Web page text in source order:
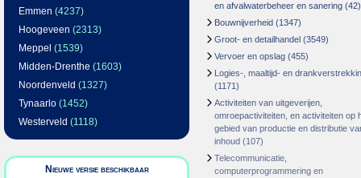
Emmen (4237)
Hoogeveen (2313)
Meppel (1539)
Midden-Drenthe (1603)
Noordenveld (1327)
Tynaarlo (1452)
Westerveld (1118)
Nieuwe versie beschikbaar
en afvalwaterbeheer en sanering (42)
Bouwnijverheid (1347)
Groot- en detailhandel (3549)
Vervoer en opslag (455)
Logies-, maaltijd- en
(1171)
Activiteiten van uitgeverijen,
omroepactiviteiten, en activiteiten op
gebied van productie en distributie
inhoud (107)
Telecommunicatie,
computerprogrammering en